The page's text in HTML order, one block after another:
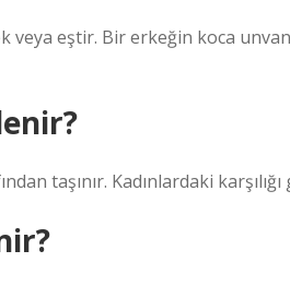
veya eştir. Bir erkeğin koca
taşınır. Kadınlardaki